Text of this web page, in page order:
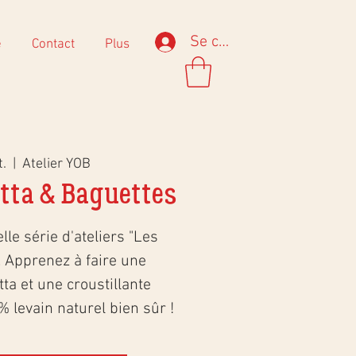
Contact Plus Se connecter
  |
Atelier YOB
& Baguettes
série d'ateliers "Les
Apprenez à faire une
et une croustillante
levain naturel bien sûr !